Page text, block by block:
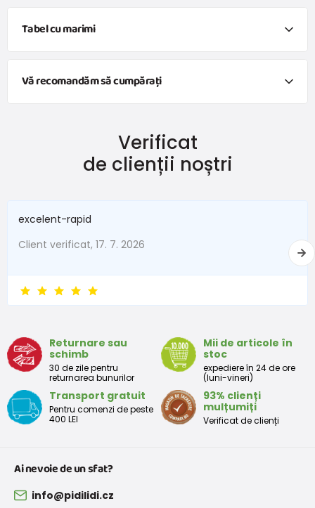
Tabel cu marimi
60
Vă recomandăm să cumpărați
od 86,3 leicu TVA
Disponibil
od 97,1 lei
Disponibil
Cizme de cauciuc pentru băieți - dungi, Pidilidi, PL0085-02, băiat
Verificat
de clienții noștri
excelent-rapid
Client verificat, 17. 7. 2026
Returnare sau
schimb
30 de zile pentru
returnarea bunurilor
Mii de articole în
stoc
expediere în 24 de ore
(luni-vineri)
Transport gratuit
Pentru comenzi de peste
400 LEI
93% clienți
mulțumiți
Verificat de clienți
Ai nevoie de un sfat?
info@pidilidi.cz